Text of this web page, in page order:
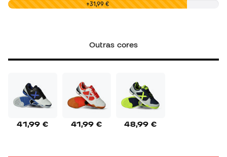
0,00 € +31,99 €
Outras cores
41,99 € 41,99 € 48,99 €